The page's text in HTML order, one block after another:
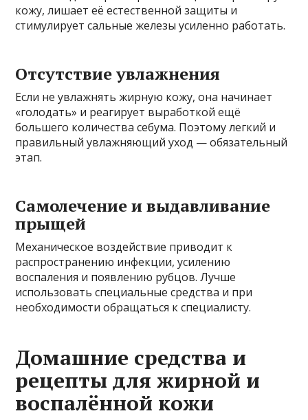
кожу, лишает её естественной защиты и
стимулирует сальные железы усиленно работать.
Отсутствие увлажнения
Если не увлажнять жирную кожу, она начинает
«голодать» и реагирует выработкой ещё
большего количества себума. Поэтому легкий и
правильный увлажняющий уход — обязательный
этап.
Самолечение и выдавливание
прыщей
Механическое воздействие приводит к
распространению инфекции, усилению
воспаления и появлению рубцов. Лучше
использовать специальные средства и при
необходимости обращаться к специалисту.
Домашние средства и
рецепты для жирной и
воспалённой кожи